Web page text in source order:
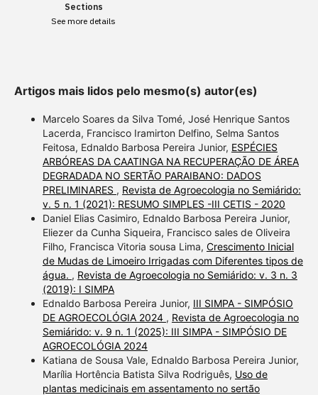
Sections
See more details
contrasts the cited claim, and
a label indicating in which
section the citation was
made.
Artigos mais lidos pelo mesmo(s) autor(es)
Marcelo Soares da Silva Tomé, José Henrique Santos
Lacerda, Francisco Iramirton Delfino, Selma Santos
Feitosa, Ednaldo Barbosa Pereira Junior, ESPÉCIES
ARBÓREAS DA CAATINGA NA RECUPERAÇÃO DE ÁREA
DEGRADADA NO SERTÃO PARAIBANO: DADOS
PRELIMINARES , Revista de Agroecologia no Semiárido:
v. 5 n. 1 (2021): RESUMO SIMPLES -III CETIS - 2020
Daniel Elias Casimiro, Ednaldo Barbosa Pereira Junior,
Eliezer da Cunha Siqueira, Francisco sales de Oliveira
Filho, Francisca Vitoria sousa Lima, Crescimento Inicial
de Mudas de Limoeiro Irrigadas com Diferentes tipos de
água. , Revista de Agroecologia no Semiárido: v. 3 n. 3
(2019): I SIMPA
Ednaldo Barbosa Pereira Junior, III SIMPA - SIMPÓSIO
DE AGROECOLÓGIA 2024 , Revista de Agroecologia no
Semiárido: v. 9 n. 1 (2025): III SIMPA - SIMPÓSIO DE
AGROECOLÓGIA 2024
Katiana de Sousa Vale, Ednaldo Barbosa Pereira Junior,
Marília Hortência Batista Silva Rodriguês, Uso de
plantas medicinais em assentamento no sertão